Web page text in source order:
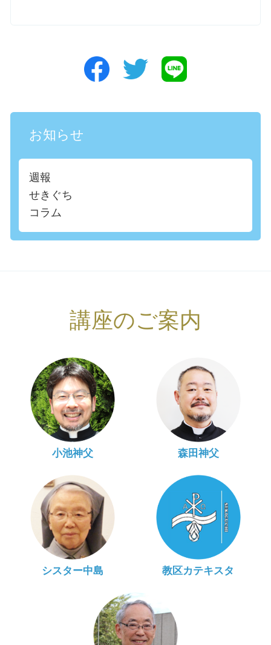
お知らせ
週報
せきぐち
コラム
講座のご案内
小池神父 森田神父
シスター中島 教区カテキスタ